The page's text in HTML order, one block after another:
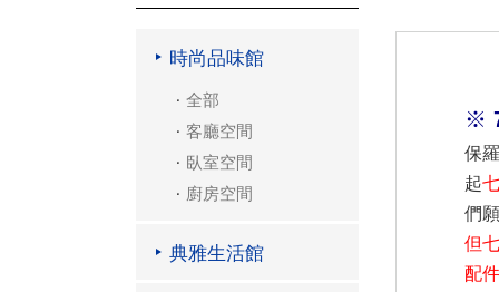
時尚品味館
全部
客廳空間
臥室空間
廚房空間
典雅生活館
※
保
起
們
但
配